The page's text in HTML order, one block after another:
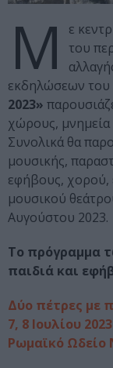
Μ
ε
του
εκδηλώσεων του
2023»
χώρους, μνημεία
Συνολικά θα
μουσικής,
εφήβους, χορού,
μουσικού
Αυγούστου 2023.
Το πρόγραμμα
παιδιά και
Δύο πέτρες με
7, 8 Ιουλίου 2023
Ρωμαϊκό Ωδείο